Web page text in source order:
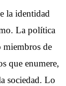
la identidad
La política
miembros de
que enumere,
sociedad. Lo